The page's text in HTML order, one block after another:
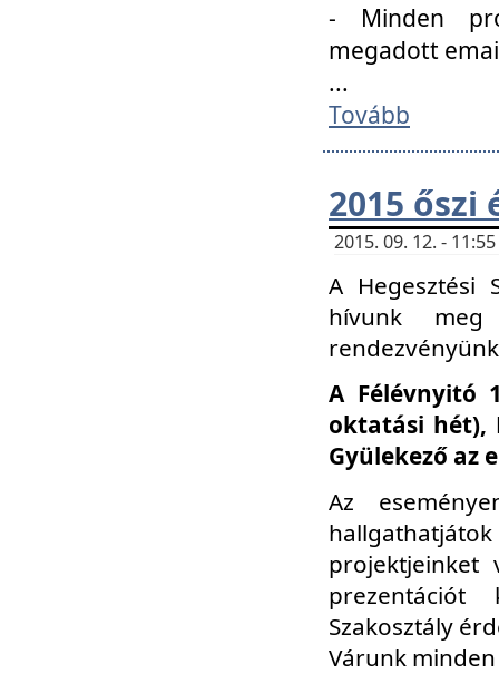
- Minden
megadott
...
Tovább
2015
2015. 09. 12. -
A Hegesztési
hívunk
A Félévnyitó
oktatási hét),
Gyülekező az
Az
Szakosztály
Várunk